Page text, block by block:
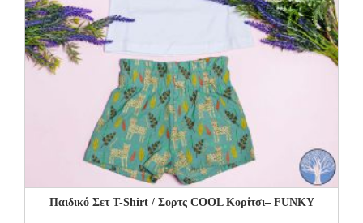
Παιδικό Σετ Τ-Shirt / Σορτς COOL Κορίτσι– FUNKY